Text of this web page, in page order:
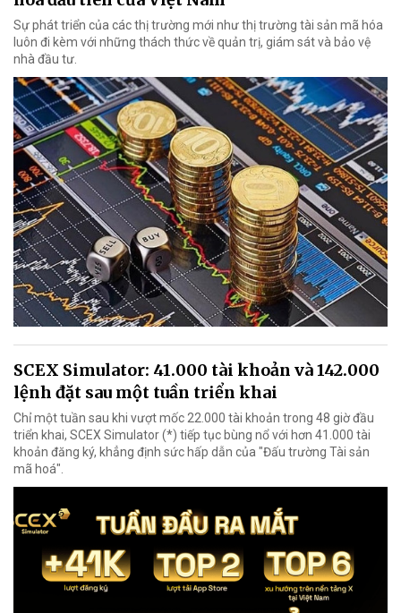
Sự phát triển của các thị trường mới như thị trường tài sản mã hóa
luôn đi kèm với những thách thức về quản trị, giám sát và bảo vệ
nhà đầu tư.
SCEX Simulator: 41.000 tài khoản và 142.000
lệnh đặt sau một tuần triển khai
Chỉ một tuần sau khi vượt mốc 22.000 tài khoản trong 48 giờ đầu
triển khai, SCEX Simulator (*) tiếp tục bùng nổ với hơn 41.000 tài
khoản đăng ký, khẳng định sức hấp dẫn của "Đấu trường Tài sản
mã hoá".